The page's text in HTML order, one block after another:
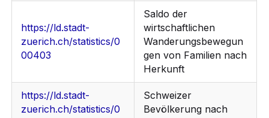
https://ld.stadt-
zuerich.ch/statistics/0
00403
Saldo der
wirtschaftlichen
Wanderungsbewegun
gen von Familien nach
Herkunft
https://ld.stadt-
zuerich.ch/statistics/0
Schweizer
Bevölkerung nach